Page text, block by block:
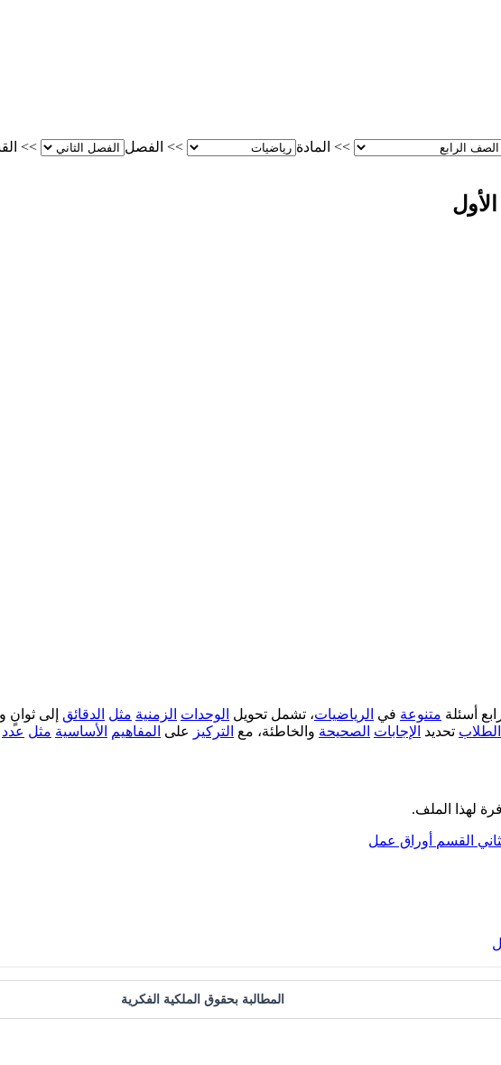
>> المادة >> الفصل >>
أسئلة متنوعة في الرياضيات، تشمل تحويل الوحدات الزمنية مثل الدقائق إلى ثوانٍ
الطلاب تحديد الإجابات الصحيحة والخاطئة، مع التركيز على المفاهيم الأساسية مثل عدد
لهذا الملف.
القسم أوراق عمل
المطالبة بحقوق الملكية الفكرية